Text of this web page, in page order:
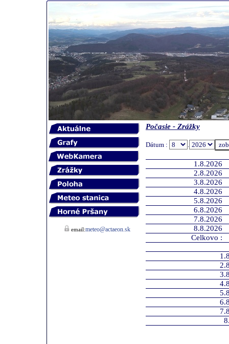
email:meteo@actaeon.sk
Počasie - Zrážky
Dátum : .
1.8.2026
2.8.2026
3.8.2026
4.8.2026
5.8.2026
6.8.2026
7.8.2026
8.8.2026
Celkovo :